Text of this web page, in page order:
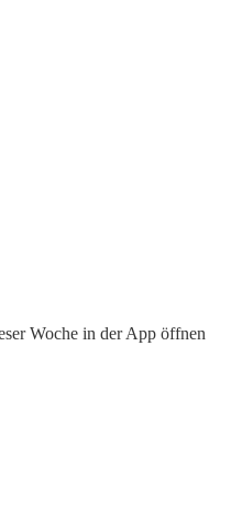
Woche in der App öffnen